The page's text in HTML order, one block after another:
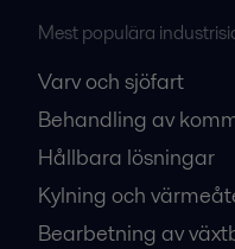
Mest populära
Varv och sjöfart
Behandling av
Hållbara lösningar
Kylning och
Bearbetning av